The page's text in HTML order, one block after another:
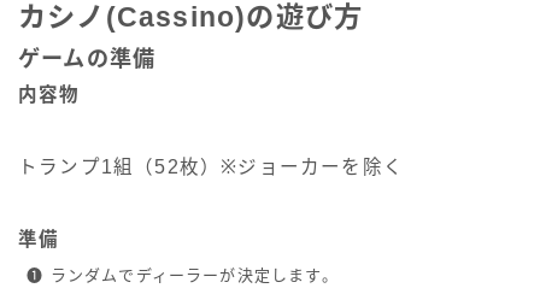
カシノ(Cassino)の遊び方
ゲームの準備
内容物
トランプ1組（52枚）※ジョーカーを除く
準備
❶ ランダムでディーラーが決定します。